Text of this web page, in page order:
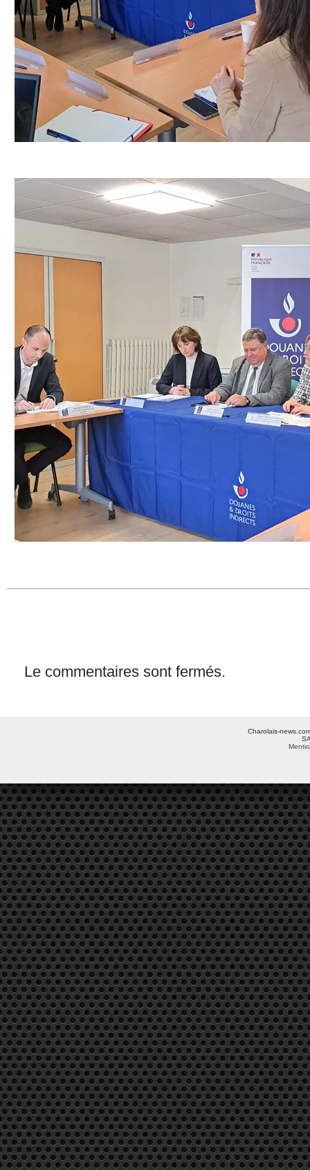
Le commentaires sont fermés.
Charolais-